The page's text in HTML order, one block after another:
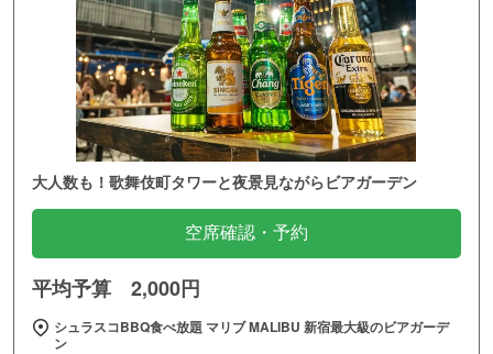
大人数も！歌舞伎町タワーと夜景見ながらビアガーデン
空席確認・予約
平均予算 2,000円
シュラスコBBQ食べ放題 マリブ MALIBU 新宿最大級のビアガーデ
ン